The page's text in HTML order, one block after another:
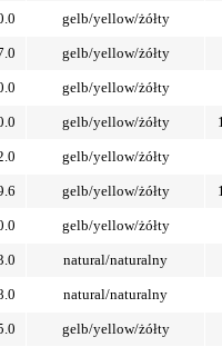
gelb/yellow/żółty
gelb/yellow/żółty
gelb/yellow/żółty
gelb/yellow/żółty
gelb/yellow/żółty
gelb/yellow/żółty
gelb/yellow/żółty
natural/naturalny
natural/naturalny
gelb/yellow/żółty